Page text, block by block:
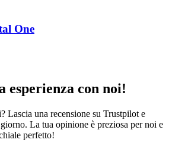
One
esperienza con noi!
Lascia una recensione su Trustpilot e
La tua opinione è preziosa per noi e
perfetto!